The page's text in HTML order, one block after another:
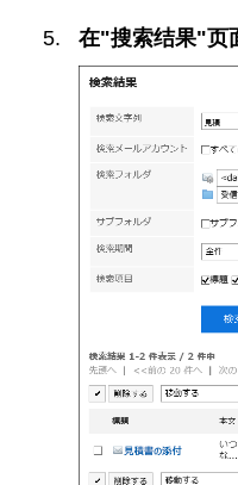
在"搜索结果"页